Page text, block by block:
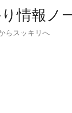
情報ノ
らスッキリへ